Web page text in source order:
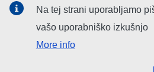
Iskanje podružbenih medijih EU
Na tej strani uporabljamo
vašo uporabniško izkušnjo
More info